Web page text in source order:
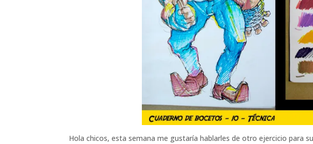
Hola chicos, esta semana me gustaría hablarles de otro ejercicio para